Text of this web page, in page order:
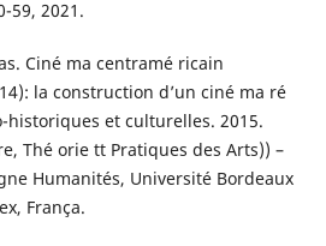
59, 2021.
Ciné ma centramé ricain
la construction d’un ciné ma ré
historiques et culturelles. 2015.
Thé orie tt Pratiques des Arts)) –
Humanités, Université Bordeaux
França.